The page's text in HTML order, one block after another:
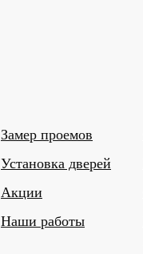
Замер проемов
Установка дверей
Акции
Наши работы